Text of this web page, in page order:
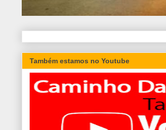
Também estamos no Youtube